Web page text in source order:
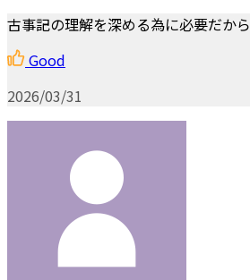
古事記の理解を深める為に必要だから
Good
2026/03/31